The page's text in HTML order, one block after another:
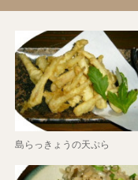
島らっきょうの天ぷら